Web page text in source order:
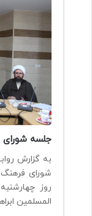
جلسه شورای
به گزارش
شورای
روز
المسلمین